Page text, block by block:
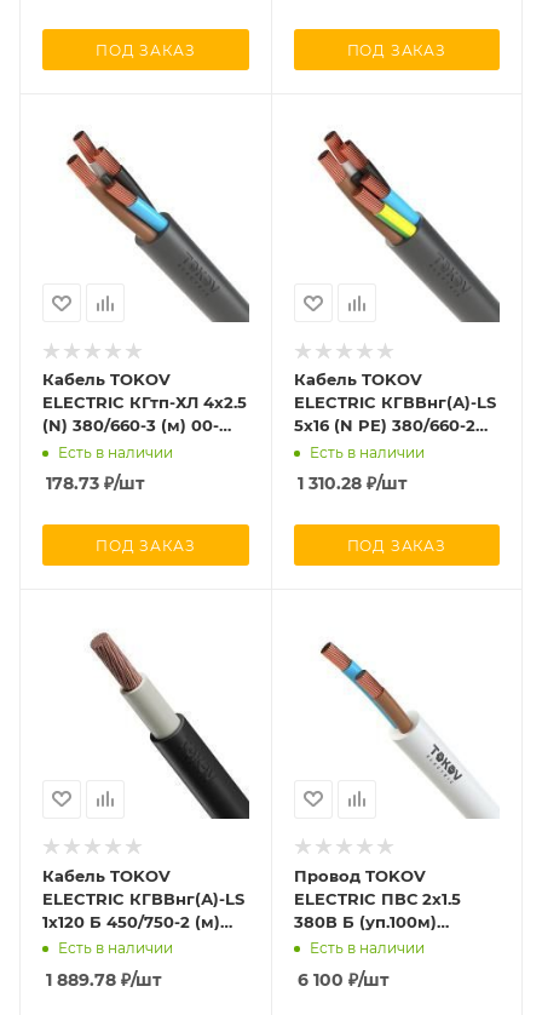
ПОД ЗАКАЗ ПОД ЗАКАЗ
Кабель TOKOV
ELECTRIC КГтп-ХЛ 4х2.5
(N) 380/660-3 (м) 00-
00027191
Есть в наличии
178.73 ₽/шт
ПОД ЗАКАЗ
Кабель TOKOV
ELECTRIC КГВВнг(А)-LS
5х16 (N PE) 380/660-2
(м) 10785
Есть в наличии
1 310.28₽/шт
ПОД ЗАКАЗ
Кабель TOKOV
ELECTRIC КГВВнг(А)-LS
1х120 Б 450/750-2 (м)
10763
Есть в наличии
1 889.78 ₽/шт
Провод TOKOV
ELECTRIC ПВС 2х1.5
380В Б (уп.100м)
1945514
Есть в наличии
6 100 ₽/шт